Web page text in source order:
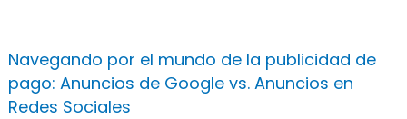
Navegando por el mundo de la publicidad de
pago: Anuncios de Google vs. Anuncios en
Redes Sociales